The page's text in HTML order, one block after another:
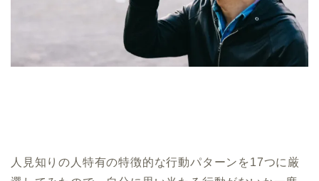
人見知りの人特有の特徴的な行動パターンを17つに厳